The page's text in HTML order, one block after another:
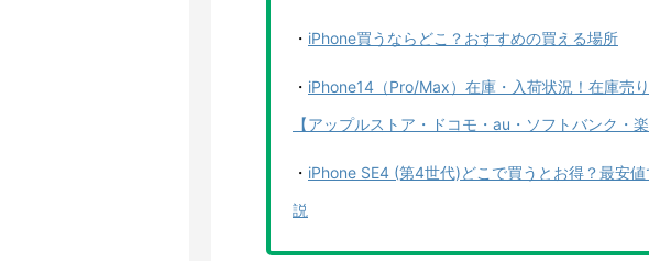
・ iPhone買うならどこ？おすすめの買える場所
・ iPhone14（Pro/Max）在庫・入荷状況！在庫売
【アップルストア・ドコモ・au・ソフトバンク・楽
・ iPhone SE4 (第4世代)どこで買うとお得？最安
説